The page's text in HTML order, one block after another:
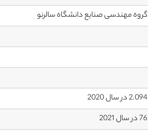
گروه مهندسی صنایع دانشگاه سالرنو
2.094 در سال 2020
76 در سال 2021